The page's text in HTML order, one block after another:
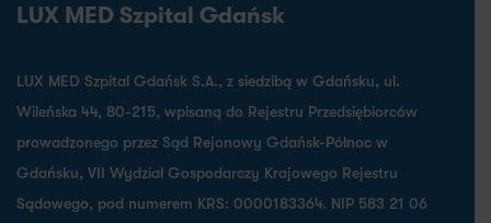
LUX MED Szpital Gdańsk
LUX MED Szpital Gdańsk S.A., z siedzibą w Gdańsku, ul.
Wileńska 44, 80-215, wpisaną do Rejestru Przedsiębiorców
prowadzonego przez Sąd Rejonowy Gdańsk-Północ w
Gdańsku, VII Wydział Gospodarczy Krajowego Rejestru
Sądowego, pod numerem KRS: 0000183364. NIP 583 21 06